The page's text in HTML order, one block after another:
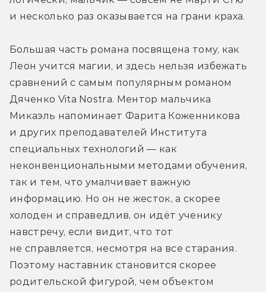
и несколько раз оказывается на грани краха.
Большая часть романа посвящена тому, как
Леон учится магии, и здесь нельзя избежать
сравнений с самым популярным романом
Дяченко Vita Nostra. Ментор мальчика
Микаэль напоминает Фарита Коженникова
и других преподавателей Института
специальных технологий — как
неконвенциональными методами обучения,
так и тем, что умалчивает важную
информацию. Но он не жесток, а скорее
холоден и справедлив, он идёт ученику
навстречу, если видит, что тот
не справляется, несмотря на все старания.
Поэтому наставник становится скорее
родительской фигурой, чем объектом